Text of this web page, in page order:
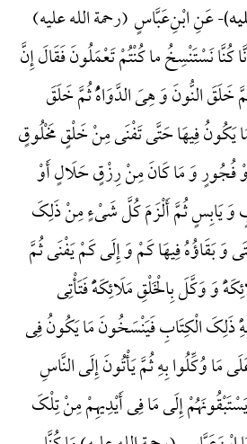
عَنِ ابْنِ‌عَبَّاسٍ (رحمة الله علیه)
کُنَّا نَسْتَنْسِخُ ما کُنْتُمْ تَعْمَلُونَ فَقَالَ إِنَّ
خَلَقَ النُّونَ وَ هِیَ الدَّوَاهًُْ ثُمَّ خَلَقَ
یَکُونُ فِیهَا حَتَّی تَفْنَی مِنْ خَلْقٍ مَخْلُوقٍ
وَ مَا کَانَ مِنْ رِزْقٍ حَلَالٍ أَوْ
وَ یَابِسٍ ثُمَّ أَلْزَمَ کُلَّ شَیْءٍ مِنْ ذَلِکَ
وَ بَقَاؤُهُ فِیهَا کَمْ وَ إِلَی کَمْ یَفْنَی ثُمَّ
وَ وَکَّلَ بِالْخَلْقِ مَلَائِکَهًًْ فَتَأْتِی
ذَلِکَ الْکِتَابِ فَیَنْسَخُونَ مَا یَکُونُ فِی
مَا وُکِّلُوا بِهِ ثُمَّ یَأْتُونَ إِلَی النَّاسِ
إِلَی مَا فِی أَیْدِیهِمْ مِنْ تِلْکَ